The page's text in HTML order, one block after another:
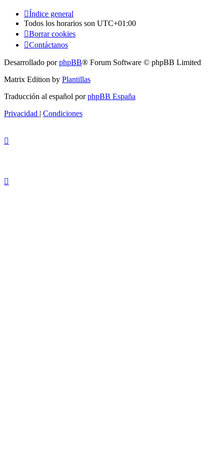
Índice general
Todos los horarios son UTC+01:00
Borrar cookies
Contáctanos
Desarrollado porphpBB® Forum Software © phpBB Limited
Matrix Edition by Plantillas
Traducción al español porphpBB España
Privacidad | Condiciones